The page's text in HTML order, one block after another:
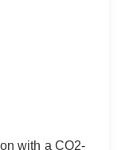
with a CO2-